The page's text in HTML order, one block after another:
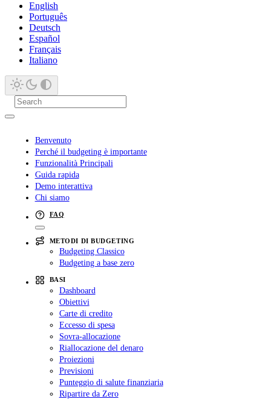
English
Português
Deutsch
Español
Français
Italiano
Benvenuto
Perché il budgeting è importante
Funzionalità Principali
Guida rapida
Demo interattiva
Chi siamo
FAQ
METODI DI BUDGETING
Budgeting Classico
Budgeting a base zero
BASI
Dashboard
Obiettivi
Carte di credito
Eccesso di spesa
Sovra-allocazione
Riallocazione del denaro
Proiezioni
Previsioni
Punteggio di salute finanziaria
Ripartire da Zero